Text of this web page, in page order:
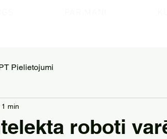
Pielietojumi
roboti
1 min